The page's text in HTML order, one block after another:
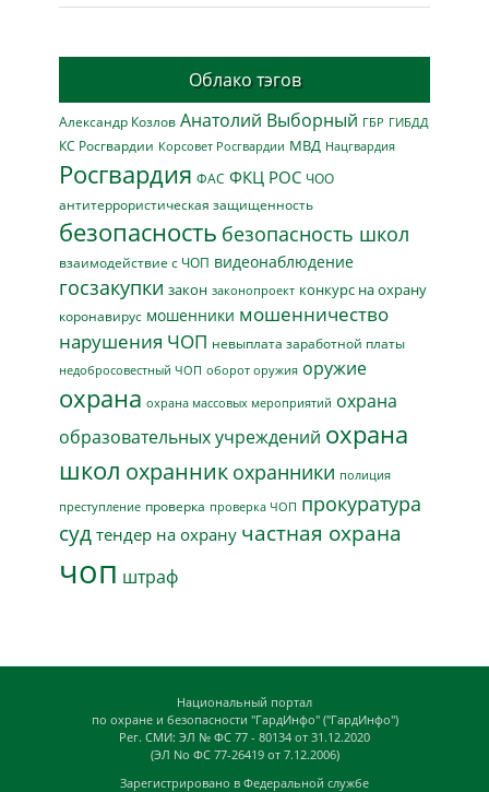
Облако тэгов
Александр Козлов Анатолий Выборный ГБР ГИБДД
КС Росгвардии Корсовет Росгвардии МВД Нацгвардия
Росгвардия ФАС ФКЦ РОС ЧОО
антитеррористическая защищенность
безопасность безопасность школ
взаимодействие с ЧОП видеонаблюдение
госзакупки закон законопроект конкурс на охрану
коронавирус мошенники мошенничество
нарушения ЧОП невыплата заработной платы
недобросовестный ЧОП оборот оружия оружие
охрана охрана массовых мероприятий охрана
образовательных учреждений охрана
школ охранник охранники полиция
преступление проверка проверка ЧОП прокуратура
суд тендер на охрану частная охрана
чоп штраф
Национальный портал
по охране и безопасности "ГардИнфо" ("ГардИнфо")
Рег. СМИ: ЭЛ № ФС 77 - 80134 от 31.12.2020
(ЭЛ No ФС 77-26419 от 7.12.2006)
Зарегистрировано в Федеральной службе